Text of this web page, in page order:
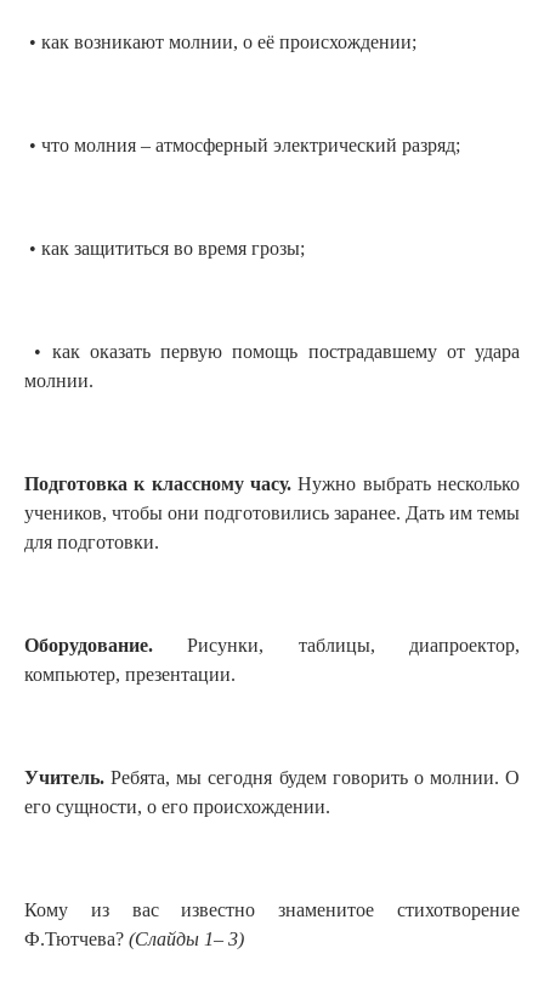
• как возникают молнии, о её происхождении;
• что молния – атмосферный электрический разряд;
• как защититься во время грозы;
• как оказать первую помощь пострадавшему от удара
молнии.
Подготовка к классному часу. Нужно выбрать несколько
учеников, чтобы они подготовились заранее. Дать им темы
для подготовки.
Оборудование.Рисунки, таблицы, диапроектор,
компьютер, презентации.
Учитель.Ребята, мы сегодня будем говорить о молнии. О
его сущности, о его происхождении.
Кому из вас известно знаменитое стихотворение
Ф.Тютчева? (Слайды 1– 3)